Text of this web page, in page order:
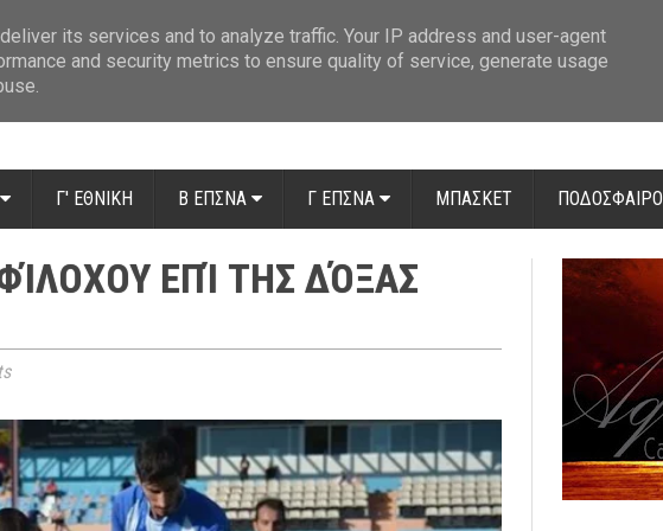
Γ' ΕΘΝΙΚΗ Β ΕΠΣΝΑ Γ ΕΠΣΝΑ ΜΠΑΣΚΕΤ ΠΟΔΟΣΦΑΙΡΟ
ΕΠΊ ΤΗΣ ΔΌΞΑΣ
its services and to analyze traffic. Your IP address and user-agent
and security metrics to ensure quality of service, generate usage